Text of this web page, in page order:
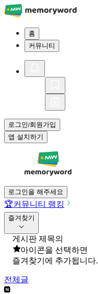
홈
커뮤니티
로그인/회원가입
앱 설치하기
로그인을 해주세요
🏆커뮤니티 랭킹
즐겨찾기
게시판 제목의
아이콘을 선택하면
즐겨찾기에 추가됩니다.
전체글